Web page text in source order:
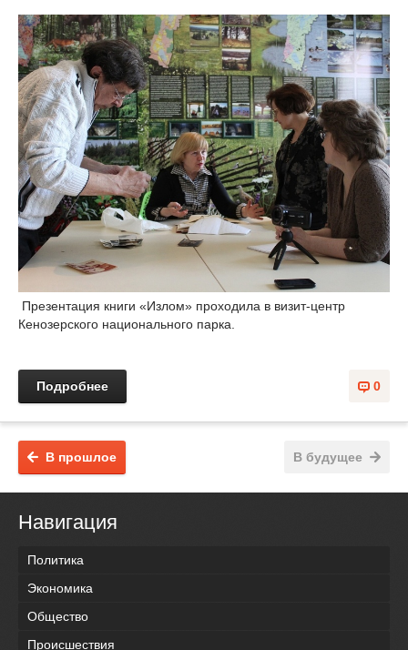
Презентация книги «Излом» проходила в визит-центр
Кенозерского национального парка.
0
Подробнее
В будущее
В прошлое
Навигация
Политика
Экономика
Общество
Происшествия